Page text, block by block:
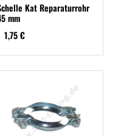
Kat Reparaturrohr
mm
1,75 €